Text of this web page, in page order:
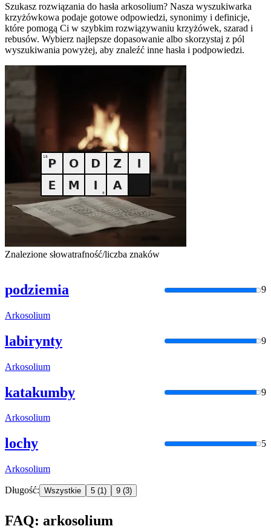
Szukasz rozwiązania do hasła arkosolium? Nasza wyszukiwarka
krzyżówkowa podaje gotowe odpowiedzi, synonimy i definicje,
które pomogą Ci w szybkim rozwiązywaniu krzyżówek, szarad i
rebusów. Wybierz najlepsze dopasowanie albo skorzystaj z pól
wyszukiwania powyżej, aby znaleźć inne hasła i podpowiedzi.
Znalezione słowatrafność/liczba znaków
podziemia 9
Arkosolium
labirynty 9
Arkosolium
katakumby 9
Arkosolium
lochy 5
Arkosolium
Długość: Wszystkie 5 (1) 9 (3)
FAQ: arkosolium